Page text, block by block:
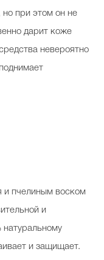
но при этом он не
дарит коже
невероятно
и пчелиным воском
и
натуральному
и защищает.